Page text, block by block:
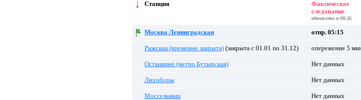
Станция
Фактическое
следование
обновлено в 08:26
Москва Ленинградская отпр. 05:15
Рижская (временно закрыта)(закрыта с 01.01 по 31.12) опережение 5
Останкино (метро Бутырская) Нет данных
Лихоборы Нет данных
Моссельмаш Нет данных